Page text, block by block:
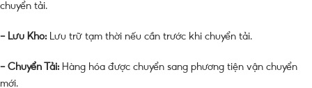
chuyển tải.
– Lưu Kho: Lưu trữ tạm thời nếu cần trước khi chuyển tải.
– Chuyển Tải: Hàng hóa được chuyển sang phương tiện vận chuyển
mới.